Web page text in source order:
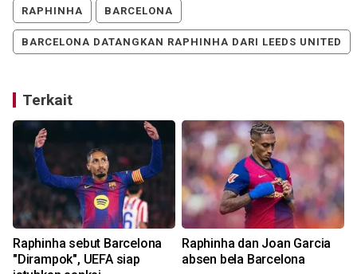
RAPHINHA BARCELONA
BARCELONA DATANGKAN RAPHINHA DARI LEEDS UNITED
Terkait
Raphinha sebut Barcelona
"Dirampok", UEFA siap
Raphinha dan Joan Garcia
absen bela Barcelona